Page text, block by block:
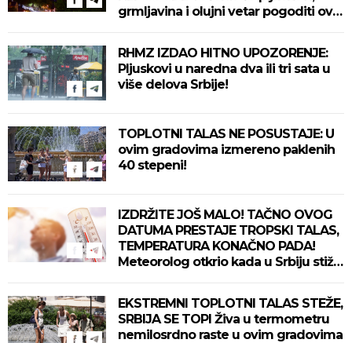
grmljavina i olujni vetar pogoditi ove
RHMZ IZDAO HITNO UPOZORENJE:
Pljuskovi u naredna dva ili tri sata u
više delova Srbije!
TOPLOTNI TALAS NE POSUSTAJE: U
ovim gradovima izmereno paklenih
40 stepeni!
IZDRŽITE JOŠ MALO! TAČNO OVOG
DATUMA PRESTAJE TROPSKI TALAS,
TEMPERATURA KONAČNO PADA!
Meteorolog otkrio kada u Srbiju stiže
EKSTREMNI TOPLOTNI TALAS STEŽE,
SRBIJA SE TOPI Živa u termometru
nemilosrdno raste u ovim gradovima